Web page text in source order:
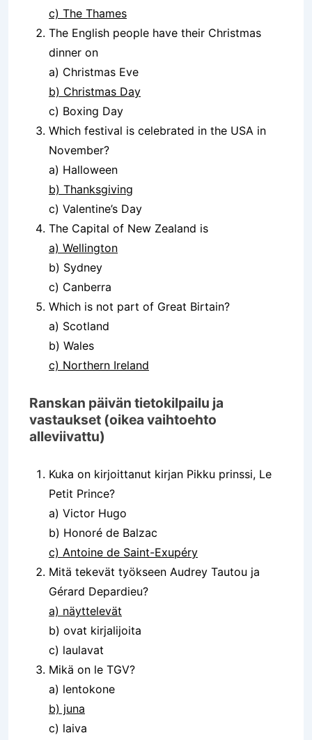
c) The Thames
The English people have their Christmas
dinner on
a) Christmas Eve
b) Christmas Day
c) Boxing Day
Which festival is celebrated in the USA in
November?
a) Halloween
b) Thanksgiving
c) Valentine’s Day
The Capital of New Zealand is
a) Wellington
b) Sydney
c) Canberra
Which is not part of Great Birtain?
a) Scotland
b) Wales
c) Northern Ireland
Ranskan päivän tietokilpailu ja
vastaukset (oikea vaihtoehto
alleviivattu)
Kuka on kirjoittanut kirjan Pikku prinssi, Le
Petit Prince?
a) Victor Hugo
b) Honoré de Balzac
c) Antoine de Saint-Exupéry
Mitä tekevät työkseen Audrey Tautou ja
Gérard Depardieu?
a) näyttelevät
b) ovat kirjalijoita
c) laulavat
Mikä on le TGV?
a) lentokone
b) juna
c) laiva